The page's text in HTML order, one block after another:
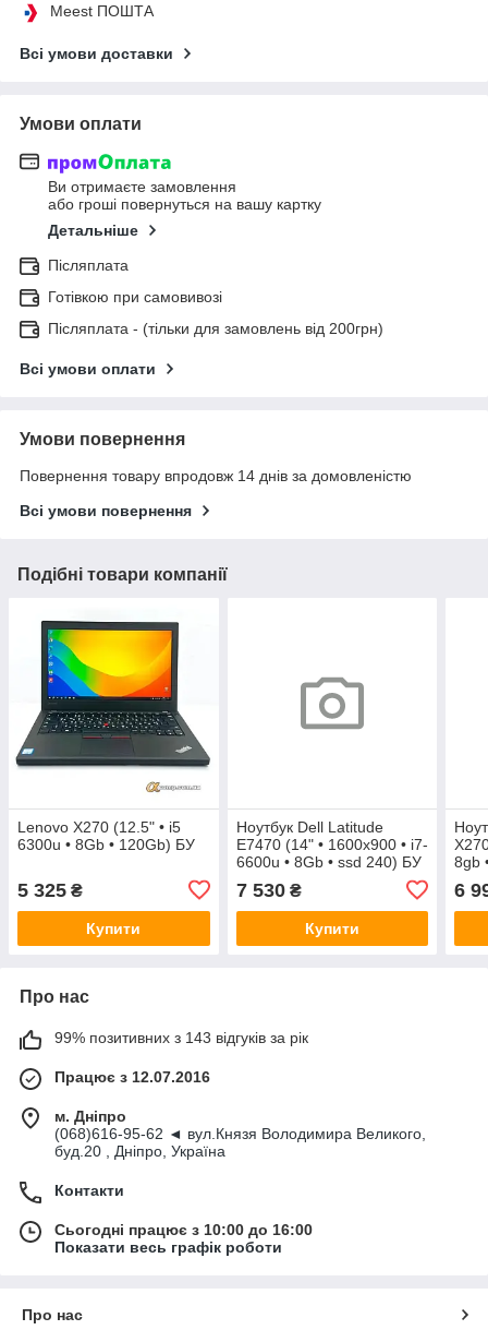
Meest ПОШТА
Всі умови доставки
Умови оплати
Ви отримаєте замовлення
або гроші повернуться на вашу картку
Детальніше
Післяплата
Готівкою при самовивозі
Післяплата - (тільки для замовлень від 200грн)
Всі умови оплати
Умови повернення
Повернення товару впродовж 14 днів за домовленістю
Всі умови повернення
Подібні товари компанії
Lenovo X270 (12.5" • i5
6300u • 8Gb • 120Gb) БУ
5 325 ₴
Купити
Ноутбук Dell Latitude
E7470 (14" • 1600x900 • i7-
6600u • 8Gb • ssd 240) БУ
7 530₴
Купити
8gb
6
Про нас
99% позитивних з 143 відгуків за рік
Працює з 12.07.2016
м. Дніпро
(068)616-95-62 ◄ вул.Князя Володимира Великого,
буд.20 , Дніпро, Україна
Контакти
Сьогодні працює з 10:00 до 16:00
Показати весь графік роботи
Про нас